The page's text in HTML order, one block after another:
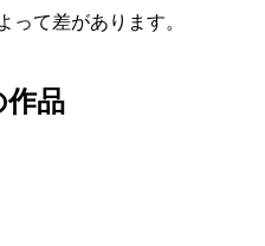
て差があります。
作品